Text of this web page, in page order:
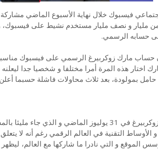
فيسبوك خلال نهاية الأسبوع الماضي
من مليار و نصف مليار مستخدم نشيط على فيسبوك،
حسابه الرسمي.
مارك زوكربيرغ الرسمي على فيسبوك مناسبة
اختار هذه المرة أمرا مختلفا و شخصيا جدا
حامل بمولودة، بعد ثلاث محاولات فاشلة حسبما
الإعلان الذي كشف عنه مارك زوكربيرغ في 31 يوليوز
التقنية في العالم الرقمي رغم أنه لا يتعلق
الموقع و التي نادرا ما شاركها مع العالم،